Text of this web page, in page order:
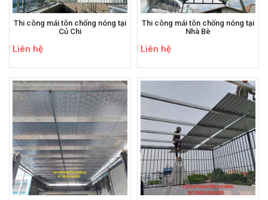
Thi công mái tôn chống nóng tại
Củ Chi
Liên hệ
Thi công mái tôn chống nóng tại
Nhà Bè
Liên hệ